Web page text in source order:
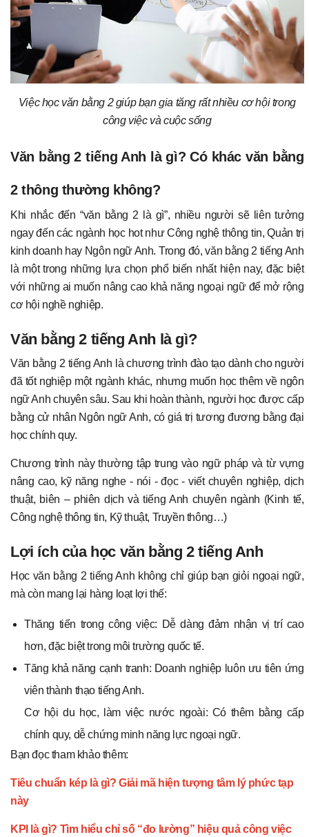
Việc học văn bằng 2 giúp bạn gia tăng rất nhiều cơ hội trong
công việc và cuộc sống
Văn bằng 2 tiếng Anh là gì? Có khác văn bằng
2 thông thường không?
Khi nhắc đến “văn bằng 2 là gì”, nhiều người sẽ liên tưởng
ngay đến các ngành học hot như Công nghệ thông tin, Quản trị
kinh doanh hay Ngôn ngữ Anh. Trong đó, văn bằng 2 tiếng Anh
là một trong những lựa chọn phổ biến nhất hiện nay, đặc biệt
với những ai muốn nâng cao khả năng ngoại ngữ để mở rộng
cơ hội nghề nghiệp.
Văn bằng 2 tiếng Anh là gì?
Văn bằng 2 tiếng Anh là chương trình đào tạo dành cho người
đã tốt nghiệp một ngành khác, nhưng muốn học thêm về ngôn
ngữ Anh chuyên sâu. Sau khi hoàn thành, người học được cấp
bằng cử nhân Ngôn ngữ Anh, có giá trị tương đương bằng đại
học chính quy.
Chương trình này thường tập trung vào ngữ pháp và từ vựng
nâng cao, kỹ năng nghe - nói - đọc - viết chuyên nghiệp, dịch
thuật, biên – phiên dịch và tiếng Anh chuyên ngành (Kinh tế,
Công nghệ thông tin, Kỹ thuật, Truyền thông…)
Lợi ích của học văn bằng 2 tiếng Anh
Học văn bằng 2 tiếng Anh không chỉ giúp bạn giỏi ngoại ngữ,
mà còn mang lại hàng loạt lợi thế:
Thăng tiến trong công việc: Dễ dàng đảm nhận vị trí cao
hơn, đặc biệt trong môi trường quốc tế.
Tăng khả năng cạnh tranh: Doanh nghiệp luôn ưu tiên ứng
viên thành thạo tiếng Anh.
Cơ hội du học, làm việc nước ngoài: Có thêm bằng cấp
chính quy, dễ chứng minh năng lực ngoại ngữ.
Bạn đọc tham khảo thêm:
Tiêu chuẩn kép là gì? Giải mã hiện tượng tâm lý phức tạp
này
KPI là gì? Tìm hiểu chỉ số “đo lường” hiệu quả công việc